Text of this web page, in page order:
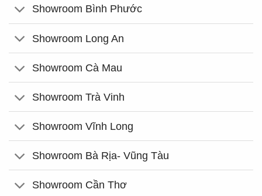
Showroom Bình Phước
Showroom Long An
Showroom Cà Mau
Showroom Trà Vinh
Showroom Vĩnh Long
Showroom Bà Rịa- Vũng Tàu
Showroom Cần Thơ